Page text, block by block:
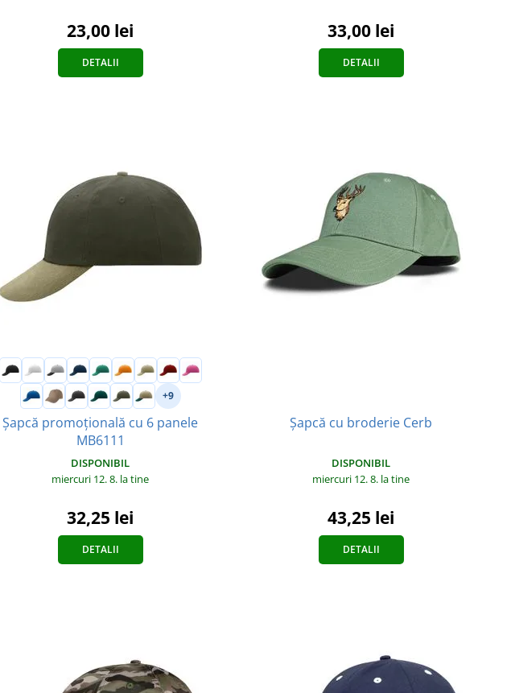
23,00 lei
DETALII
33,00 lei
DETALII
+9
Șapcă promoțională cu 6 panele
MB6111
DISPONIBIL
miercuri 12. 8. la tine
32,25 lei
DETALII
Șapcă cu broderie Cerb
DISPONIBIL
miercuri 12. 8. la tine
43,25 lei
DETALII